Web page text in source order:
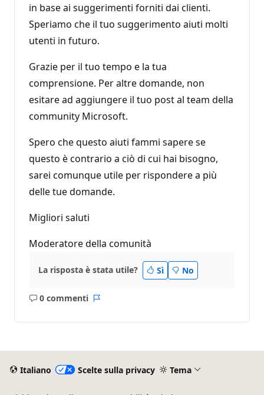
in base ai suggerimenti forniti dai clienti.
Speriamo che il tuo suggerimento aiuti molti
utenti in futuro.
Grazie per il tuo tempo e la tua
comprensione. Per altre domande, non
esitare ad aggiungere il tuo post al team della
community Microsoft.
Spero che questo aiuti fammi sapere se
questo è contrario a ciò di cui hai bisogno,
sarei comunque utile per rispondere a più
delle tue domande.
Migliori saluti
Moderatore della comunità
La risposta è stata utile? Sì No
0 commenti
Nessun
Italiano Scelte sulla privacy Tema